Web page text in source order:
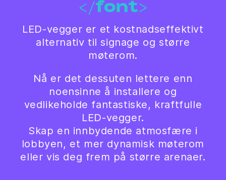
</font>
LED-vegger er et kostnadseffektivt
alternativ til signage og større
møterom.
Nå er det dessuten lettere enn
noensinne å installere og
vedlikeholde fantastiske, kraftfulle
LED-vegger.
Skap en innbydende atmosfære i
lobbyen, et mer dynamisk møterom
eller vis deg frem på større arenaer.